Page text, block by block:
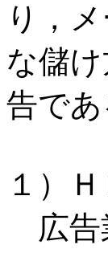
り，
な儲
告であ
１）
広告